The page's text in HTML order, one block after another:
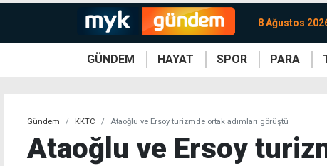
8 Ağustos
GÜNDEM HAYAT SPOR PARA
Gündem KKTC Ataoğlu ve Ersoy turizmde ortak adımları görüştü
Ataoğlu ve Ersoy